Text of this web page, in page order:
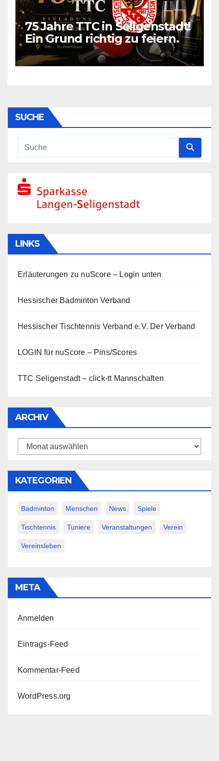
75 Jahre TTC in Seligenstadt!
Ein Grund richtig zu feiern.
SUCHE
LINKS
Erläuterungen zu nuScore– Login unten
Hessischer Badminton Verband
Hessischer Tischtennis Verband e.V. Der Verband
LOGIN für nuScore – Pins/Scores
TTC Seligenstadt – click-tt Mannschaften
ARCHIV
Archiv
KATEGORIEN
Badminton Menschen News Spiele
Tischtennis Tuniere Veranstaltungen Verein
Vereinsleben
META
Anmelden
Eintrags-Feed
Kommentar-Feed
WordPress.org